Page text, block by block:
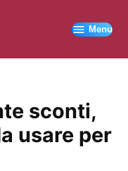
Menu
sconti,
usare per